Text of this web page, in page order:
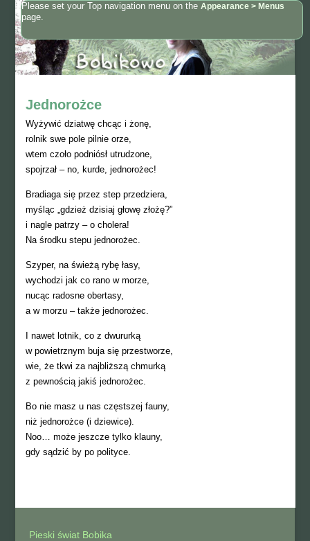
Please set your Top navigation menu on the Appearance > Menus
page.
Jednorożce
Wyżywić dziatwę chcąc i żonę,
rolnik swe pole pilnie orze,
wtem czoło podniósł utrudzone,
spojrzał – no, kurde, jednorożec!
Bradiaga się przez step przedziera,
myśląc „gdzież dzisiaj głowę złożę?”
i nagle patrzy – o cholera!
Na środku stepu jednorożec.
Szyper, na świeżą rybę łasy,
wychodzi jak co rano w morze,
nucąc radosne obertasy,
a w morzu – także jednorożec.
I nawet lotnik, co z dwururką
w powietrznym buja się przestworze,
wie, że tkwi za najbliższą chmurką
z pewnością jakiś jednorożec.
Bo nie masz u nas częstszej fauny,
niż jednorożce (i dziewice).
Noo… może jeszcze tylko klauny,
gdy sądzić by po polityce.
Pieski świat Bobika